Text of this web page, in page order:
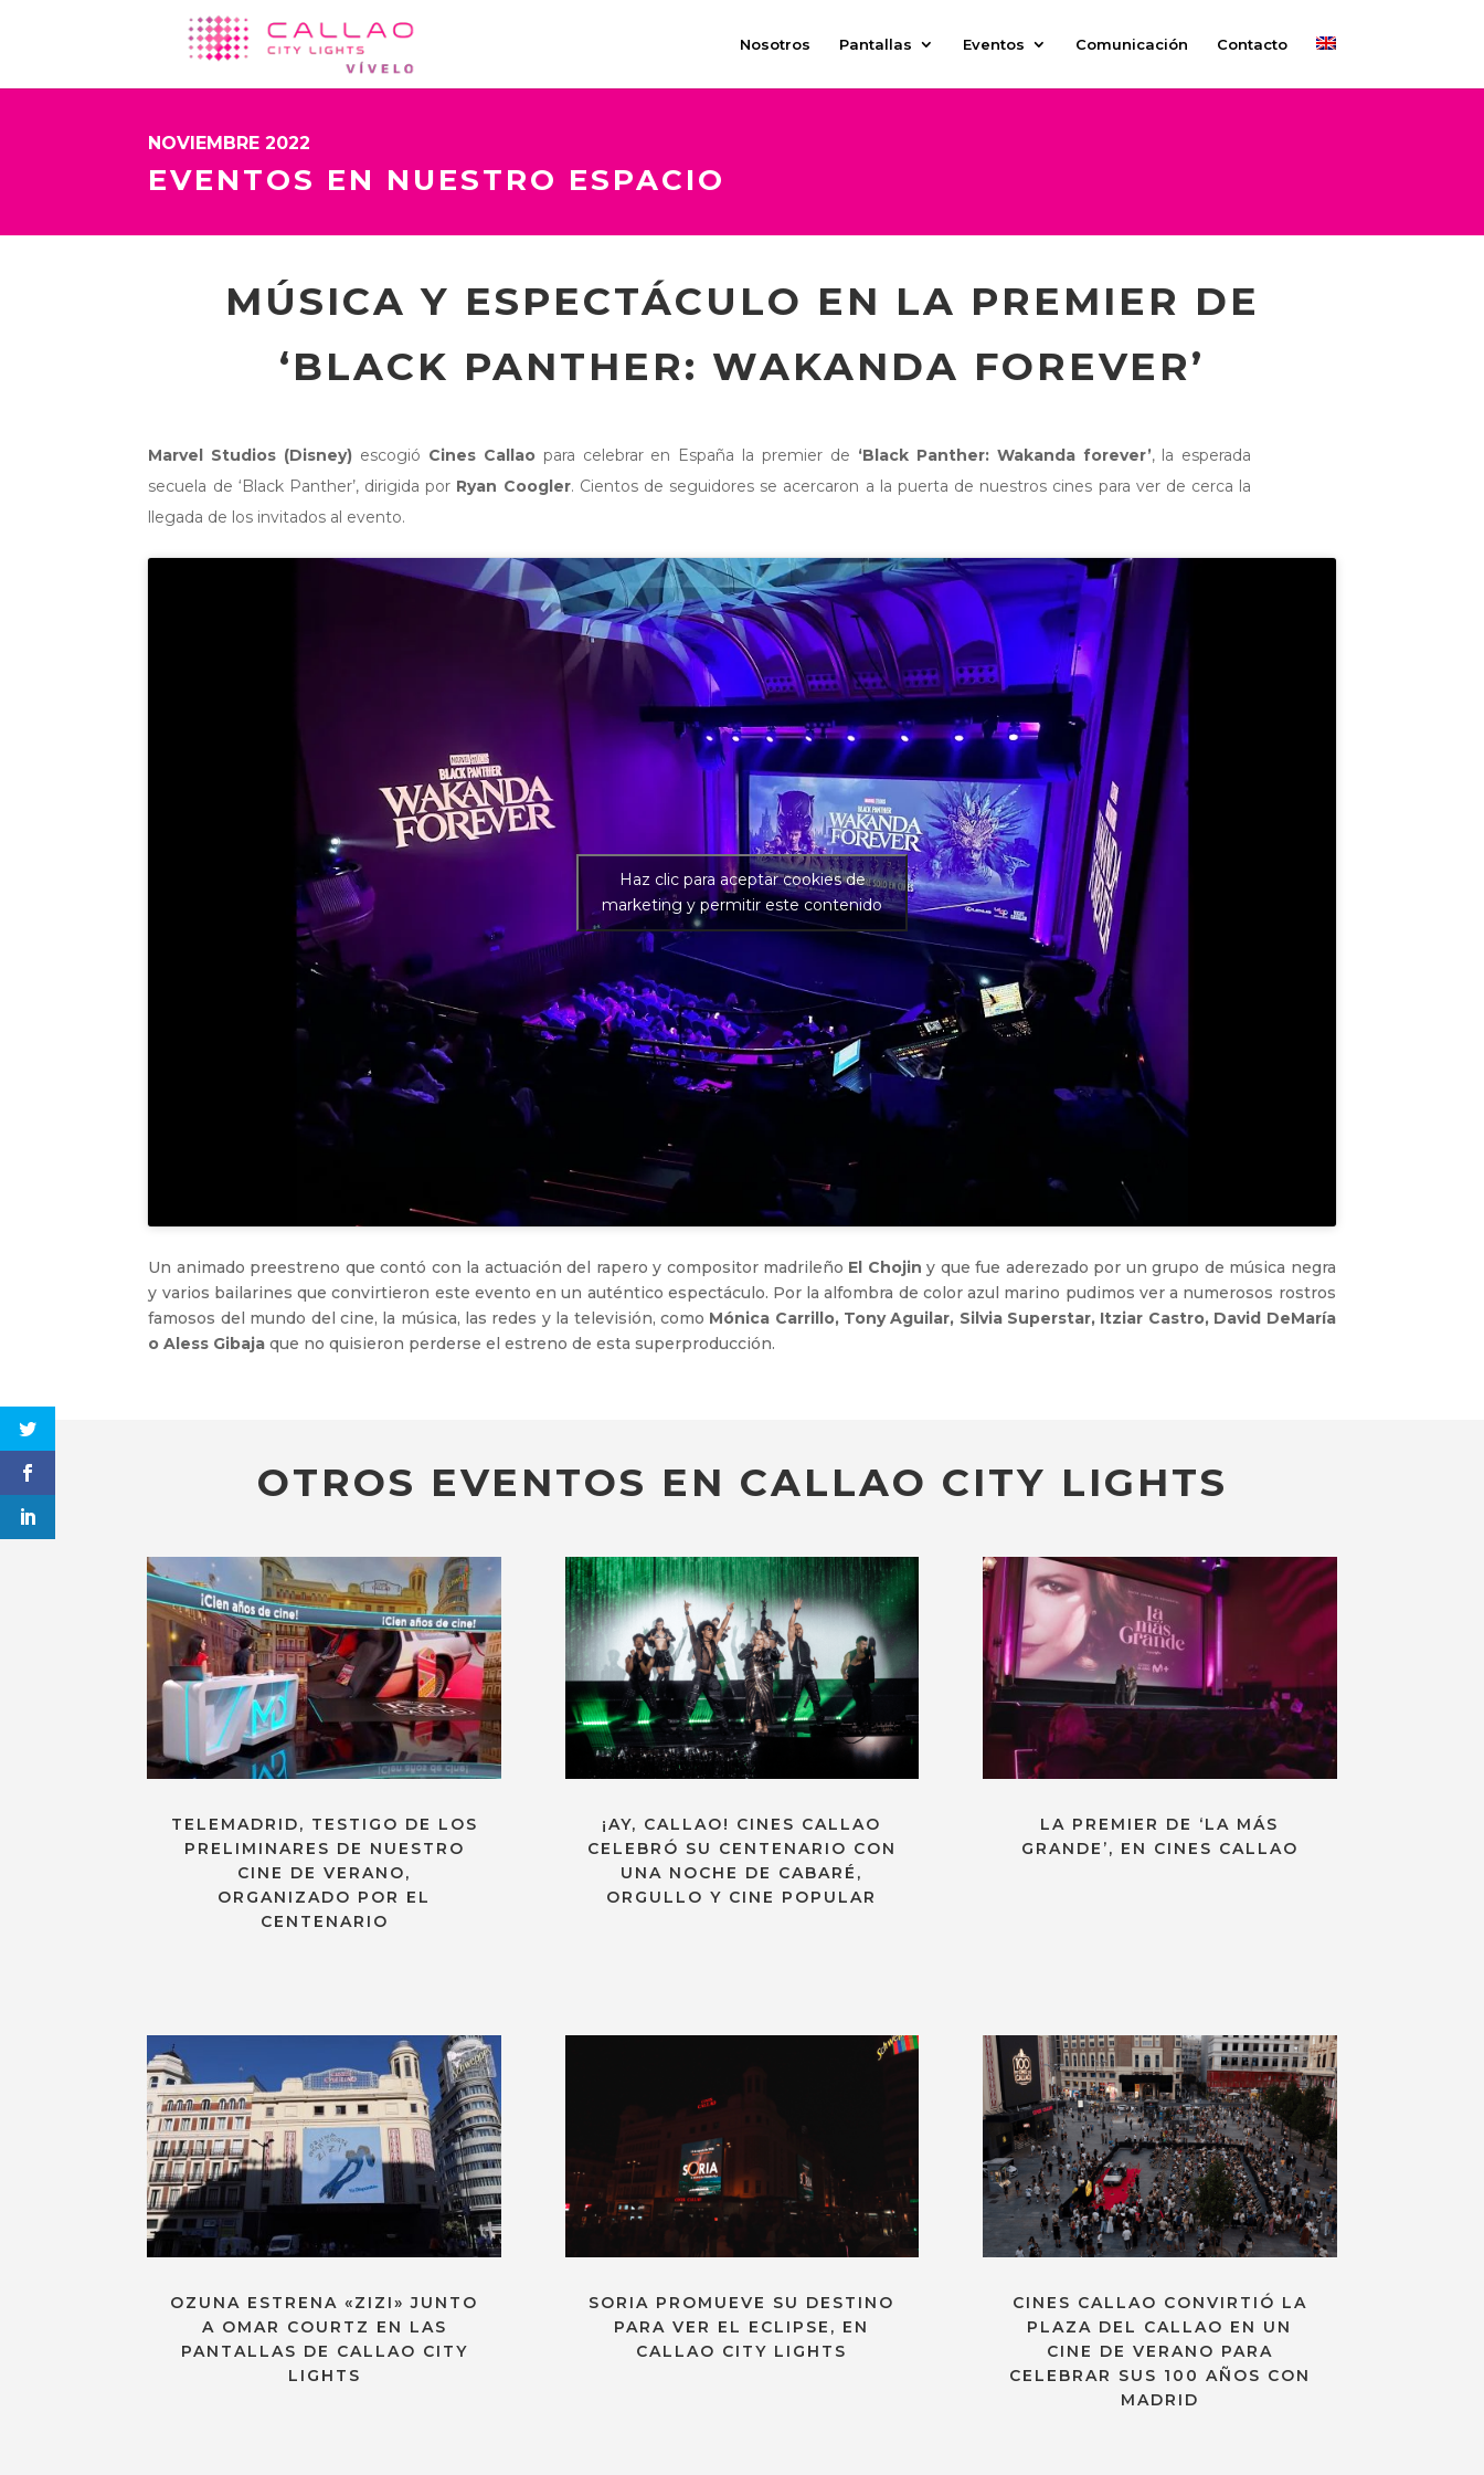
Nosotros Pantallas Eventos Comunicación Contacto
NOVIEMBRE 2022
EVENTOS EN NUESTRO ESPACIO
MÚSICA Y ESPECTÁCULO EN LA PREMIER DE
‘BLACK PANTHER: WAKANDA FOREVER’
Marvel Studios (Disney) escogió Cines Callaopara celebrar en España la premier de ‘Black Panther: Wakanda forever’, la esperada
secuela de ‘Black Panther’, dirigida por Ryan Coogler. Cientos de seguidores se acercaron a la puerta de nuestros cines para ver de cerca la
llegada de los invitados al evento.
Haz clic para aceptar cookies de
marketing y permitir este contenido
Un animado preestreno que contó con la actuación del rapero y compositor madrileño El Chojin y que fue aderezado por un grupo de música negra
y varios bailarines que convirtieron este evento en un auténtico espectáculo. Por la alfombra de color azul marino pudimos ver a numerosos rostros
famosos del mundo del cine, la música, las redes y la televisión, como Mónica Carrillo, Tony Aguilar, Silvia Superstar, Itziar Castro, David DeMaría
o Aless Gibaja que no quisieron perderse el estreno de esta superproducción.
OTROS EVENTOS EN CALLAO CITY LIGHTS
TELEMADRID, TESTIGO DE LOS
PRELIMINARES DE NUESTRO
CINE DE VERANO,
ORGANIZADO POR EL
CENTENARIO
¡AY, CALLAO! CINES CALLAO
CELEBRÓ SU CENTENARIO CON
UNA NOCHE DE CABARÉ,
ORGULLO Y CINE POPULAR
LA PREMIER DE ‘LA MÁS
GRANDE’, EN CINES CALLAO
OZUNA ESTRENA «ZIZI» JUNTO
A OMAR COURTZ EN LAS
PANTALLAS DE CALLAO CITY
LIGHTS
SORIA PROMUEVE SU DESTINO
PARA VER EL ECLIPSE, EN
CALLAO CITY LIGHTS
CINES CALLAO CONVIRTIÓ LA
PLAZA DEL CALLAO EN UN
CINE DE VERANO PARA
CELEBRAR SUS 100 AÑOS CON
MADRID